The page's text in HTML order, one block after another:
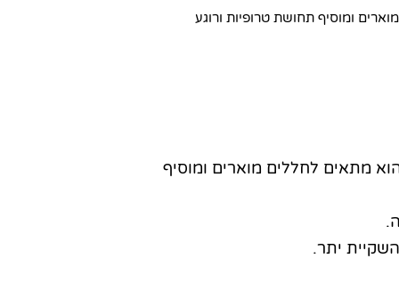
ומוסיף תחושת טרופיות ורוגע
מתאים לחללים מוארים ומוסיף
יתר.